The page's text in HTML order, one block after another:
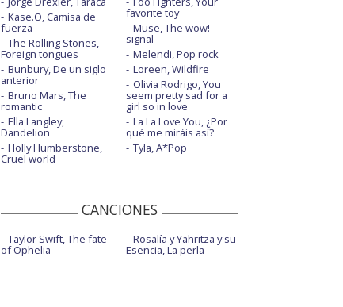
Kase.O, Camisa de
fuerza
The Rolling Stones,
Foreign tongues
Bunbury, De un siglo
anterior
Bruno Mars, The
romantic
Ella Langley,
Dandelion
Holly Humberstone,
Cruel world
favorite toy
Muse, The wow!
signal
Melendi, Pop rock
Loreen, Wildfire
Olivia Rodrigo, You
seem pretty sad for a
girl so in love
La La Love You, ¿Por
qué me miráis así?
Tyla, A*Pop
CANCIONES
Taylor Swift, The fate
of Ophelia
Rosalía y Yahritza y su
Esencia, La perla